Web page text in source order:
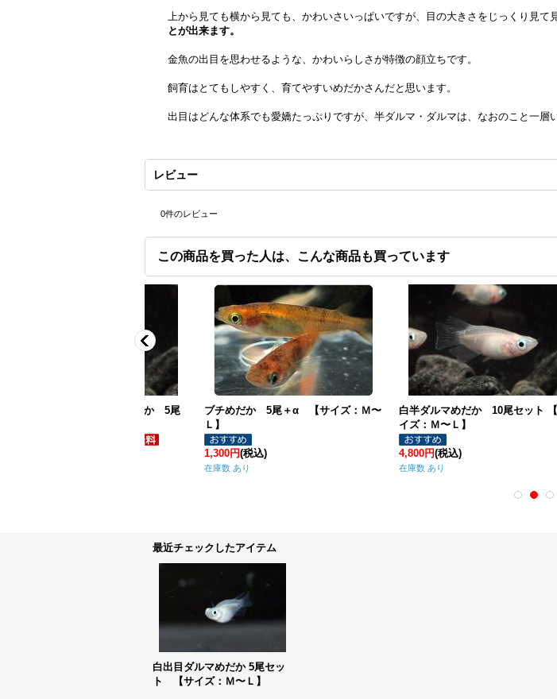
上から見ても横から見ても、かわいさいっぱいですが、目の大きさをじっくり見て
とが出来ます。
金魚の出目を思わせるような、かわいらしさが特徴の顔立ちです。
飼育はとてもしやすく、育てやすいめだかさんだと思います。
出目はどんな体系でも愛嬌たっぷりですが、半ダルマ・ダルマは、なおのこと一層
レビュー
0件のレビュー
この商品を買った人は、こんな商品も買っています
ブチめだか 5尾＋α 【サイズ：Ｍ〜
(税込)
白半ダルマめだか 10尾セット 【サ
イズ：Ｍ〜Ｌ】
(税込)
オ
最近チェックしたアイテム